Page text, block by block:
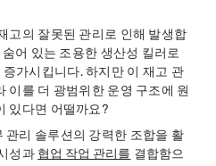
고의 잘못된 관리로 인해 발생합
어 있는 조용한 생산성 킬러로
가시킵니다. 하지만 이 재고 관
이를 더 광범위한 운영 구조에 원
있다면 어떨까요?
관리 솔루션의 강력한 조합을 활
성과 협업 작업 관리를 결합함으